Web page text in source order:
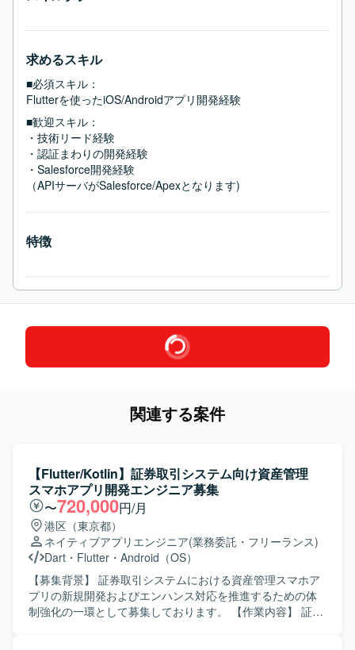
求めるスキル
■必須スキル：
Flutterを使ったiOS/Androidアプリ開発経験
■歓迎スキル：
・技術リード経験
・認証まわりの開発経験
・Salesforce開発経験
（APIサーバがSalesforce/Apexとなります)
特徴
関連する案件
【Flutter/Kotlin】証券取引システム向け資産管理
スマホアプリ開発エンジニア募集
〜720,000円/月
港区（東京都）
ネイティブアプリエンジニア(業務委託・フリーランス)
Dart ・ Flutter ・ Android（OS）
【募集背景】 証券取引システムにおける資産管理スマホア
プリの新規開発およびエンハンス対応を推進するための体
制強化の一環として募集しております。 【作業内容】 証券